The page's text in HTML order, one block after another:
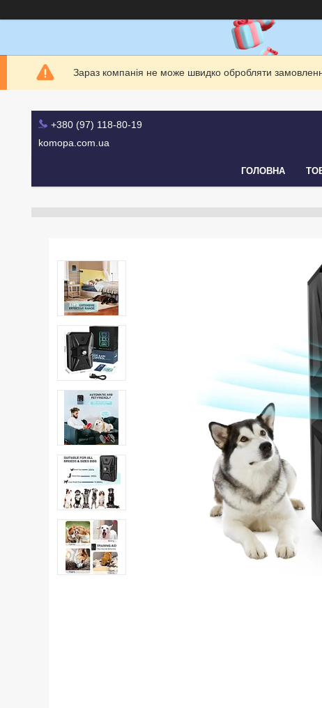
Зараз компанія не може швидко обробляти
+380 (97) 118-80-19
komopa.com.ua
ГОЛОВНА